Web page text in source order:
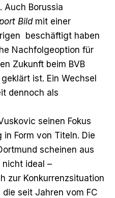
Auch Borussia
Bildmit einer
beschäftigt haben
Nachfolgeoption für
Zukunft beim BVB
ist. Ein Wechsel
dennoch als
seinen Fokus
Form von Titeln. Die
scheinen aus
ideal –
zur Konkurrenzsituation
seit Jahren vom FC